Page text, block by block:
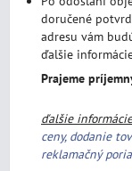
doručené
adresu vám
ďalšie
Prajeme
ďalšie informácie
ceny, dodanie
reklamačný